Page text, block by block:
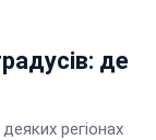
де
регіонах